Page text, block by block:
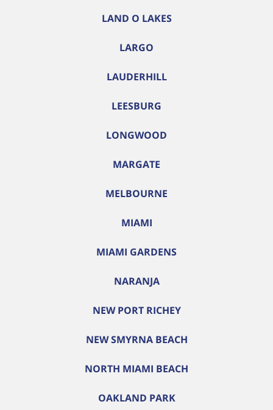
LAND O LAKES
LARGO
LAUDERHILL
LEESBURG
LONGWOOD
MARGATE
MELBOURNE
MIAMI
MIAMI GARDENS
NARANJA
NEW PORT RICHEY
NEW SMYRNA BEACH
NORTH MIAMI BEACH
OAKLAND PARK